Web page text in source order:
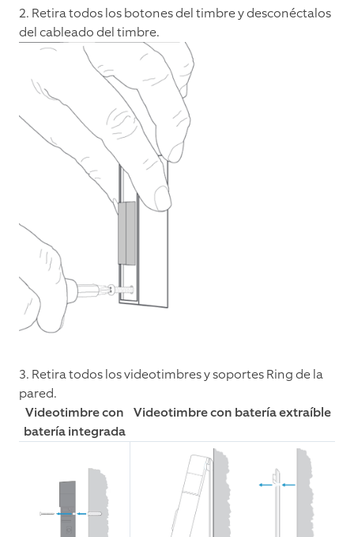
2. Retira todos los botones del timbre y desconéctalos
del cableado del timbre.
3. Retira todos los videotimbres y soportes Ring de la
pared.
Videotimbre con
batería integrada
Videotimbre con batería extraíble